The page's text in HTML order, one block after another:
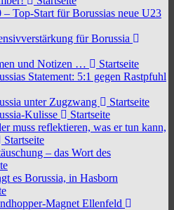
– Top-Start für Borussias neue U23
für Borussia
und Notizen …
Startseite
Statement: 5:1 gegen Rastpfuhl
unter Zugzwang
Startseite
Kulisse
Startseite
muss reflektieren, was er tun kann,
Startseite
– das Wort des
es Borussia, in Hasborn
Magnet Ellenfeld